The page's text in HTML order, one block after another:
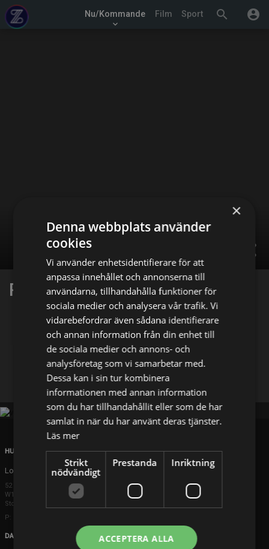
search account_circle
Nu/Kommande
keyboard_arrow_down
Film Sport
share
Peggy Schott
Facebook X E-postadress
HUVUDKONTOR
London
52 Brook Street
W1K 5DS London
Storbritannien
P: +44 203 608 8181
DANMARK
×
Denna webbplats använder
cookies
Vi använder enhetsidentifierare för att
anpassa innehållet och annonserna till
användarna, tillhandahålla funktioner för
sociala medier och analysera vår trafik. Vi
vidarebefordrar även sådana identifierare
och annan information från din enhet till
de sociala medier och annons- och
analysföretag som vi samarbetar med.
Dessa kan i sin tur kombinera
informationen med annan information
som du har tillhandahållit eller som de har
samlat in när du har använt deras tjänster.
Läs mer
Strikt
nödvändigt
Prestanda Inriktning
ACCEPTERA ALLA